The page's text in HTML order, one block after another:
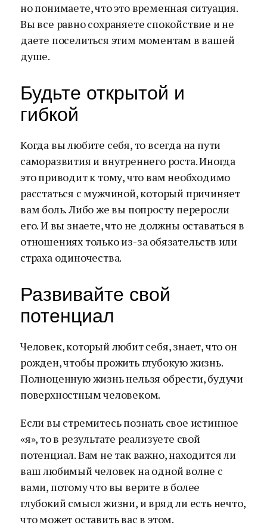
но понимаете, что это временная ситуация.
Вы все равно сохраняете спокойствие и не
даете поселиться этим моментам в вашей
душе.
Будьте открытой и
гибкой
Когда вы любите себя, то всегда на пути
саморазвития и внутреннего роста. Иногда
это приводит к тому, что вам необходимо
расстаться с мужчиной, который причиняет
вам боль. Либо же вы попросту переросли
его. И вы знаете, что не должны оставаться в
отношениях только из-за обязательств или
страха одиночества.
Развивайте свой
потенциал
Человек, который любит себя, знает, что он
рожден, чтобы прожить глубокую жизнь.
Полноценную жизнь нельзя обрести, будучи
поверхностным человеком.
Если вы стремитесь познать свое истинное
«я», то в результате реализуете свой
потенциал. Вам не так важно, находится ли
ваш любимый человек на одной волне с
вами, потому что вы верите в более
глубокий смысл жизни, и вряд ли есть нечто,
что может оставить вас в этом.